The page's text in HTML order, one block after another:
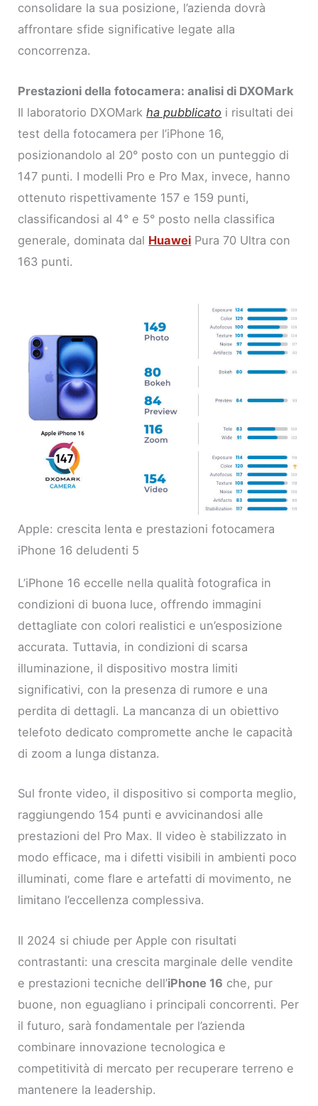
consolidare la sua posizione, l’azienda dovrà
affrontare sfide significative legate alla
concorrenza.
Prestazioni della fotocamera: analisi di DXOMark
Il laboratorio DXOMarkha pubblicato i risultati dei
test della fotocamera per l’iPhone 16,
posizionandolo al 20° posto con un punteggio di
147 punti. I modelli Pro e Pro Max, invece, hanno
ottenuto rispettivamente 157 e 159 punti,
classificandosi al 4° e 5° posto nella classifica
generale, dominata dal Huawei Pura 70 Ultra con
163 punti.
Apple: crescita lenta e prestazioni fotocamera
iPhone 16 deludenti 5
L’iPhone 16 eccelle nella qualità fotografica in
condizioni di buona luce, offrendo immagini
dettagliate con colori realistici e un’esposizione
accurata. Tuttavia, in condizioni di scarsa
illuminazione, il dispositivo mostra limiti
significativi, con la presenza di rumore e una
perdita di dettagli. La mancanza di un obiettivo
telefoto dedicato compromette anche le capacità
di zoom a lunga distanza.
Sul fronte video, il dispositivo si comporta meglio,
raggiungendo 154 punti e avvicinandosi alle
prestazioni del Pro Max. Il video è stabilizzato in
modo efficace, ma i difetti visibili in ambienti poco
illuminati, come flare e artefatti di movimento, ne
limitano l’eccellenza complessiva.
Il 2024 si chiude per Apple con risultati
contrastanti: una crescita marginale delle vendite
e prestazioni tecniche dell’iPhone 16 che, pur
buone, non eguagliano i principali concorrenti. Per
il futuro, sarà fondamentale per l’azienda
combinare innovazione tecnologica e
competitività di mercato per recuperare terreno e
mantenere la leadership.